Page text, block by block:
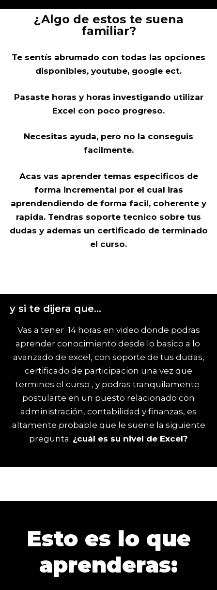
¿Algo de estos te suena
familiar?
Te sentís abrumado con todas las opciones
disponibles, youtube, google ect.
Pasaste horas y horas investigando utilizar
Excel con poco progreso.
Necesitas ayuda, pero no la conseguis
facilmente.
Acas vas aprender temas especificos de
forma incremental por el cual iras
aprendendiendo de forma facil, coherente y
rapida. Tendras soporte tecnico sobre tus
dudas y ademas un certificado de terminado
el curso.
y si te dijera que...
Vas a tener 14 horas en video donde podras
aprender conocimiento desde lo basico a lo
avanzado de excel, con soporte de tus dudas,
certificado de participacion una vez que
termines el curso , y podras tranquilamente
postularte en un puesto relacionado con
administración, contabilidad y finanzas, es
altamente probable que le suene la siguiente
pregunta: ¿cuál es su nivel de Excel?
Esto es lo que
aprenderas: